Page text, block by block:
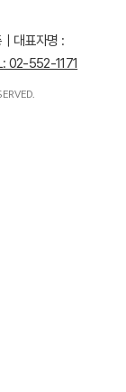
대표자명 :
02-552-1171